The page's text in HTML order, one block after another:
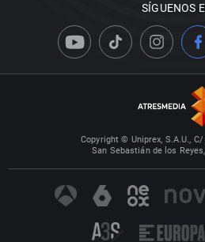
SÍGUENOS
Copyright © Uniprex, S.A.U.,
San Sebastián de los